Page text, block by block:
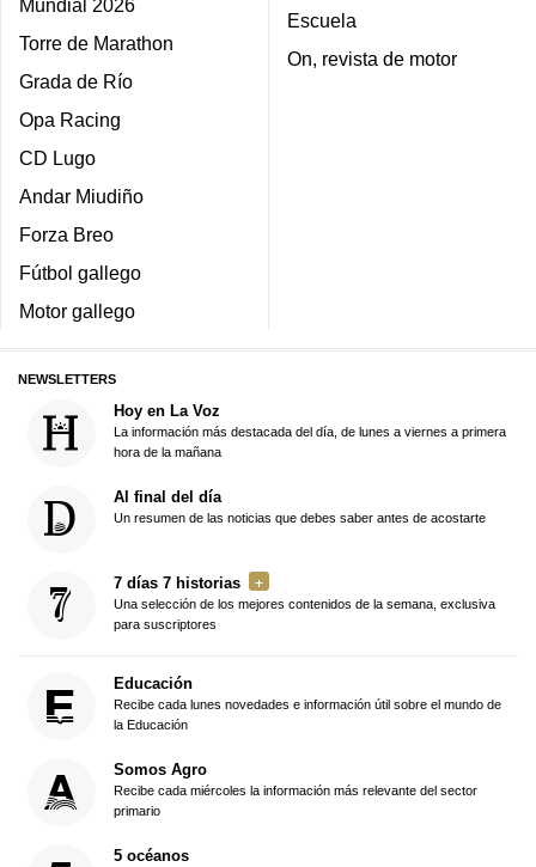
Mundial 2026
Torre de Marathon
Grada de Río
Opa Racing
CD Lugo
Andar Miudiño
Forza Breo
Fútbol gallego
Motor gallego
Escuela
On, revista de motor
NEWSLETTERS
Hoy en La Voz
La información más destacada del día, de lunes a viernes a primera
hora de la mañana
Al final del día
Un resumen de las noticias que debes saber antes de acostarte
7 días 7 historias
Una selección de los mejores contenidos de la semana, exclusiva
para suscriptores
Educación
Recibe cada lunes novedades e información útil sobre el mundo de
la Educación
Somos Agro
Recibe cada miércoles la información más relevante del sector
primario
5 océanos